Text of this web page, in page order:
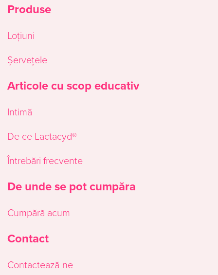
Produse
Loțiuni
Șervețele
Articole cu scop educativ
Intimă
De ce Lactacyd®
Întrebări frecvente
De unde se pot cumpăra
Cumpără acum
Contact
Contactează-ne